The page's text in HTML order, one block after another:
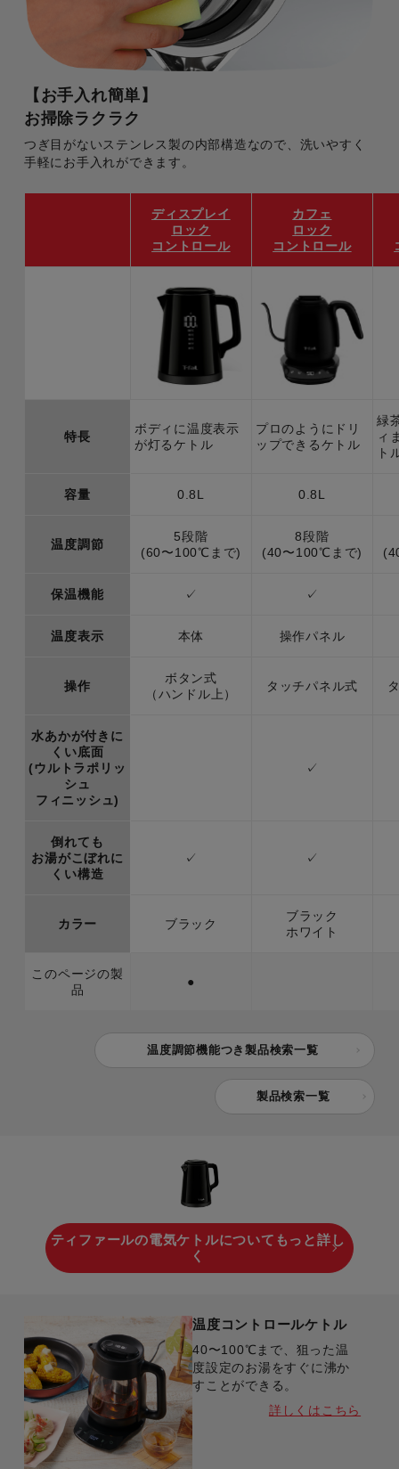
【お手入れ簡単】
お掃除ラクラク
つぎ目がないステンレス製の内部構造なので、洗いやすく
手軽にお手入れができます。
ディスプレイ
ロック
コントロール
カフェ
ロック
コントロール
特長
ボディに温度表示
が灯るケトル
プロのようにドリ
ップできるケトル
緑
ィ
ト
容量 0.8L 0.8L
温度調節
5段階
(60〜100℃まで)
8段階
(40〜100℃まで)
保温機能 ✓ ✓
温度表示 本体 操作パネル
操作
ボタン式
（ハンドル上）
タッチパネル式
水あかが付きに
くい底面
(ウルトラポリッ
シュ
フィニッシュ)
✓
倒れても
お湯がこぼれに
くい構造
✓ ✓
カラー ブラック
ブラック
ホワイト
このページの製
品
●
温度調節機能つき製品検索一覧
製品検索一覧
ティファールの電気ケトルについてもっと詳し
く
温度コントロールケトル
40〜100℃まで、狙った温
度設定のお湯をすぐに沸か
すことができる。
詳しくはこちら